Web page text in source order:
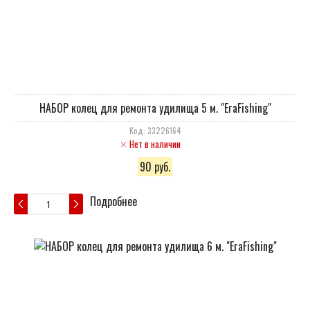
НАБОР колец для ремонта удилища 5 м. "EraFishing"
Код: 33226164
Нет в наличии
90 руб.
Подробнее